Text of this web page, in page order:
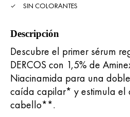
SIN COLORANTES
Descripción
Descubre el primer sérum
DERCOS con 1,5% de
Niacinamida para una
caída capilar* y estimula el
cabello**.